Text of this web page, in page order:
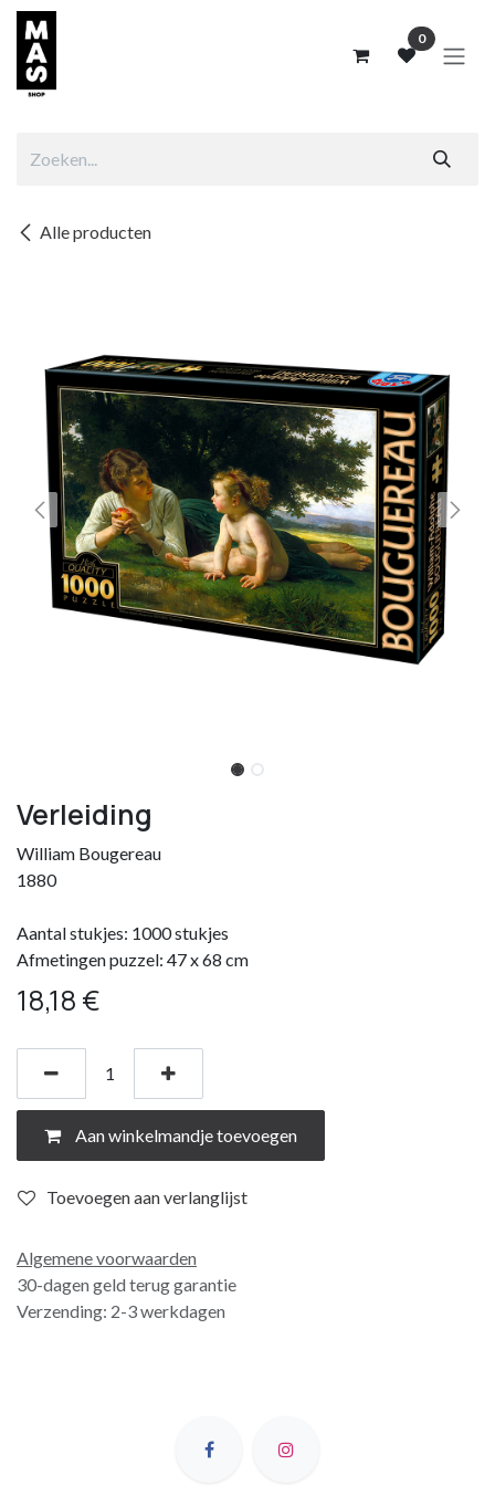
Overslaan naar inhoud
0
Alle producten
Verleiding
William Bougereau
1880
Aantal stukjes: 1000 stukjes
Afmetingen puzzel: 47 x 68 cm
18,18 €
Aan winkelmandje toevoegen
Toevoegen aan verlanglijst
Algemene voorwaarden
30-dagen geld terug garantie
Verzending: 2-3 werkdagen